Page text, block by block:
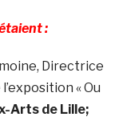
:
Directrice
« Ou
Arts de Lille;